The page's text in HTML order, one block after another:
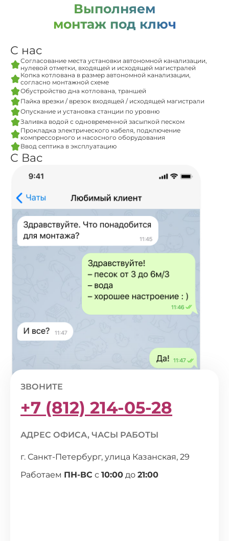
Выполняем
монтаж под ключ
С нас
Согласование места установки автономной канализации,
нулевой отметки, входящей и исходящей магистралей
Копка котлована в размер автономной канализации,
согласно монтажной схеме
Обустройство дна котлована, траншей
Пайка врезки / врезок входящей / исходящей магистрали
Опускание и установка станции по уровню
Заливка водой с одновременной засыпкой песком
Прокладка электрического кабеля, подключение
компрессорного и насосного оборудования
Ввод септика в эксплуатацию
С Вас
ЗВОНИТЕ
+7 (812) 214-05-28
АДРЕС ОФИСА, ЧАСЫ РАБОТЫ
г. Санкт-Петербург, улица Казанская, 29
Работаем ПН-ВС с 10:00 до 21:00